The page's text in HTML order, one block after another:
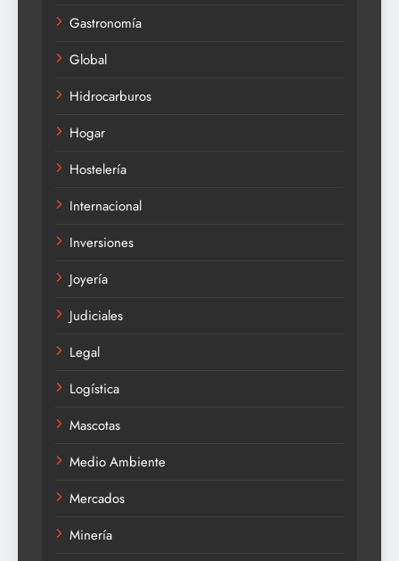
Gastronomía
Global
Hidrocarburos
Hogar
Hostelería
Internacional
Inversiones
Joyería
Judiciales
Legal
Logística
Mascotas
Medio Ambiente
Mercados
Minería